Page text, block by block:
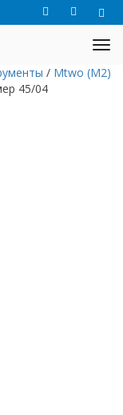
/ Mtwo (M2)
45/04